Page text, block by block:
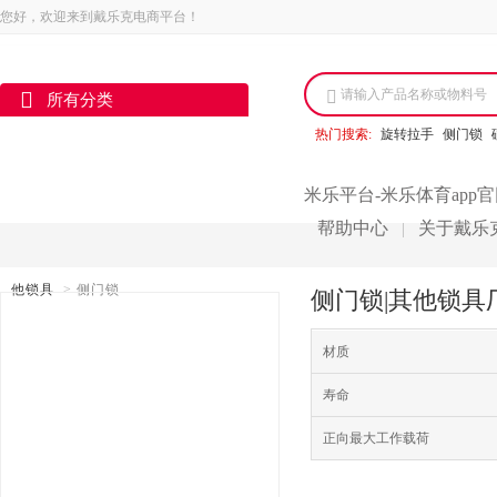
您好，欢迎来到戴乐克电商平台！
所有分类 请输入产品名称或物料号
热门搜索: 旋转拉手 侧门锁
米乐平台-米乐体育app
帮助中心
关于戴乐
他锁具 > 侧门锁 侧门锁|其他锁具
材质
寿命
正向最大工作载荷